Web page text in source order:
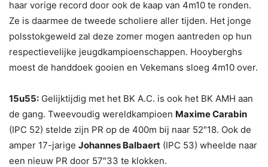
haar vorige record door ook de kaap van 4m10 te ronden.
Ze is daarmee de tweede scholiere aller tijden. Het jonge
polsstokgeweld zal deze zomer mogen aantreden op hun
respectievelijke jeugdkampioenschappen. Hooyberghs
moest de handdoek gooien en Vekemans sloeg 4m10 over.
15u55: Gelijktijdig met het BK A.C. is ook het BK AMH aan
de gang. Tweevoudig wereldkampioen Maxime Carabin
(IPC 52) stelde zijn PR op de 400m bij naar 52″18. Ook de
amper 17-jarige Johannes Balbaert (IPC 53) wheelde naar
een nieuw PR door 57″33 te klokken.